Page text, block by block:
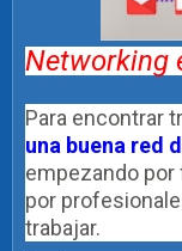
Networking
Para encontrar
una buena red
empezando
por
trabajar.